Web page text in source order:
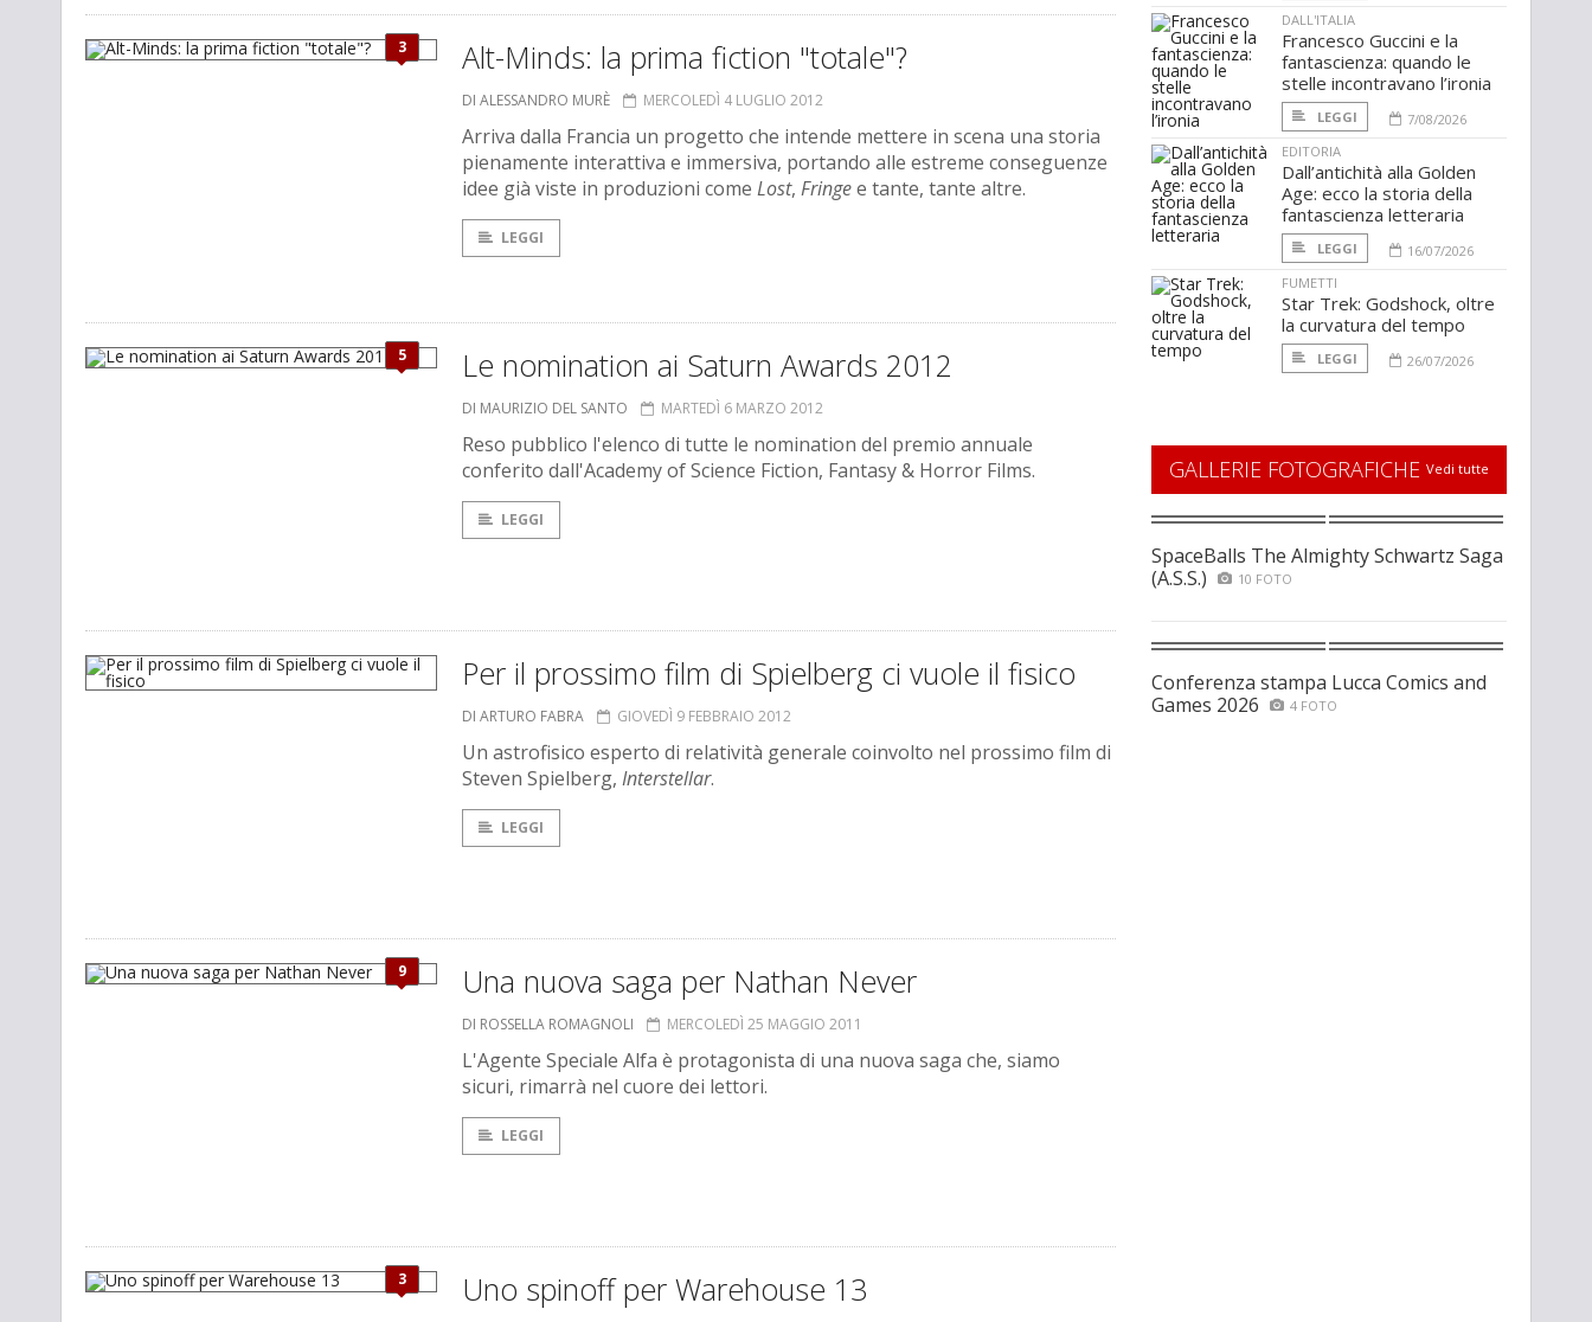
3 Alt-Minds: la prima fiction "totale"?
DI ALESSANDRO MURÈ MERCOLEDÌ 4 LUGLIO 2012
Arriva dalla Francia un progetto che intende mettere in scena una storia
pienamente interattiva e immersiva, portando alle estreme conseguenze
idee già viste in produzioni come Lost, Fringee tante, tante altre.
LEGGI
5 Le nomination ai Saturn Awards 2012
DI MAURIZIO DEL SANTO MARTEDÌ 6 MARZO 2012
Reso pubblico l'elenco di tutte le nomination del premio annuale
conferito dall'Academy of Science Fiction, Fantasy & Horror Films.
LEGGI
Per il prossimo film di Spielberg ci vuole il fisico
DI ARTURO FABRA GIOVEDÌ 9 FEBBRAIO 2012
Un astrofisico esperto di relatività generale coinvolto nel prossimo film di
Steven Spielberg, Interstellar.
LEGGI
9 Una nuova saga per Nathan Never
DI ROSSELLA ROMAGNOLI MERCOLEDÌ 25 MAGGIO 2011
L'Agente Speciale Alfa è protagonista di una nuova saga che, siamo
sicuri, rimarrà nel cuore dei lettori.
LEGGI
3 Uno spinoff per Warehouse 13
DALL'ITALIA
Francesco Guccini e la
fantascienza: quando le
stelle incontravano l’ironia
LEGGI
7/08/2026
EDITORIA
Dall’antichità alla Golden
Age: ecco la storia della
fantascienza letteraria
LEGGI
16/07/2026
FUMETTI
Star Trek: Godshock, oltre
la curvatura del tempo
LEGGI 26/07/2026
GALLERIE FOTOGRAFICHE Vedi tutte
SpaceBalls The Almighty Schwartz Saga
(A.S.S.)
10 FOTO
Conferenza stampa Lucca Comics and
Games 2026
4 FOTO